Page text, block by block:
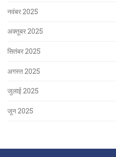
नवंबर 2025
अक्तूबर 2025
सितंबर 2025
अगस्त 2025
जुलाई 2025
जून 2025